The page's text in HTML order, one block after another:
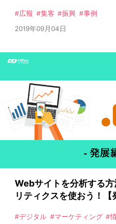
広報 集客 振興
事例
2019年09月04日
Webサイトを分析する
リティクスを使おう！【
デジタル マーケティング